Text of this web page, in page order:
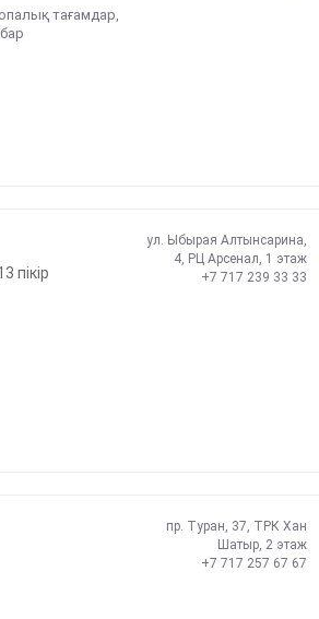
тағамдар,
пікір
ул. Ыбырая Алтынсарина,
4, РЦ Арсенал, 1 этаж
+7 717 239 33 33
пр. Туран, 37, ТРК Хан
Шатыр, 2 этаж
+7 717 257 67 67